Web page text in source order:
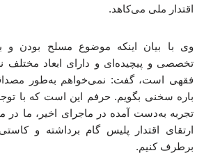
اقتدار ملی می‌کاهد.
وی با بیان اینکه موضوع مسلح بودن و
تخصصی و پیچیده‌ای و دارای ابعاد
فقهی است، گفت: نمی‌خواهم به‌طور مصداقی
باره سخنی بگویم. حرفم این است که با
تجربه به‌دست آمده در ماجرای اخیر، ما در
ارتقای اقتدار پلیس گام برداشته و
برطرف کنیم.